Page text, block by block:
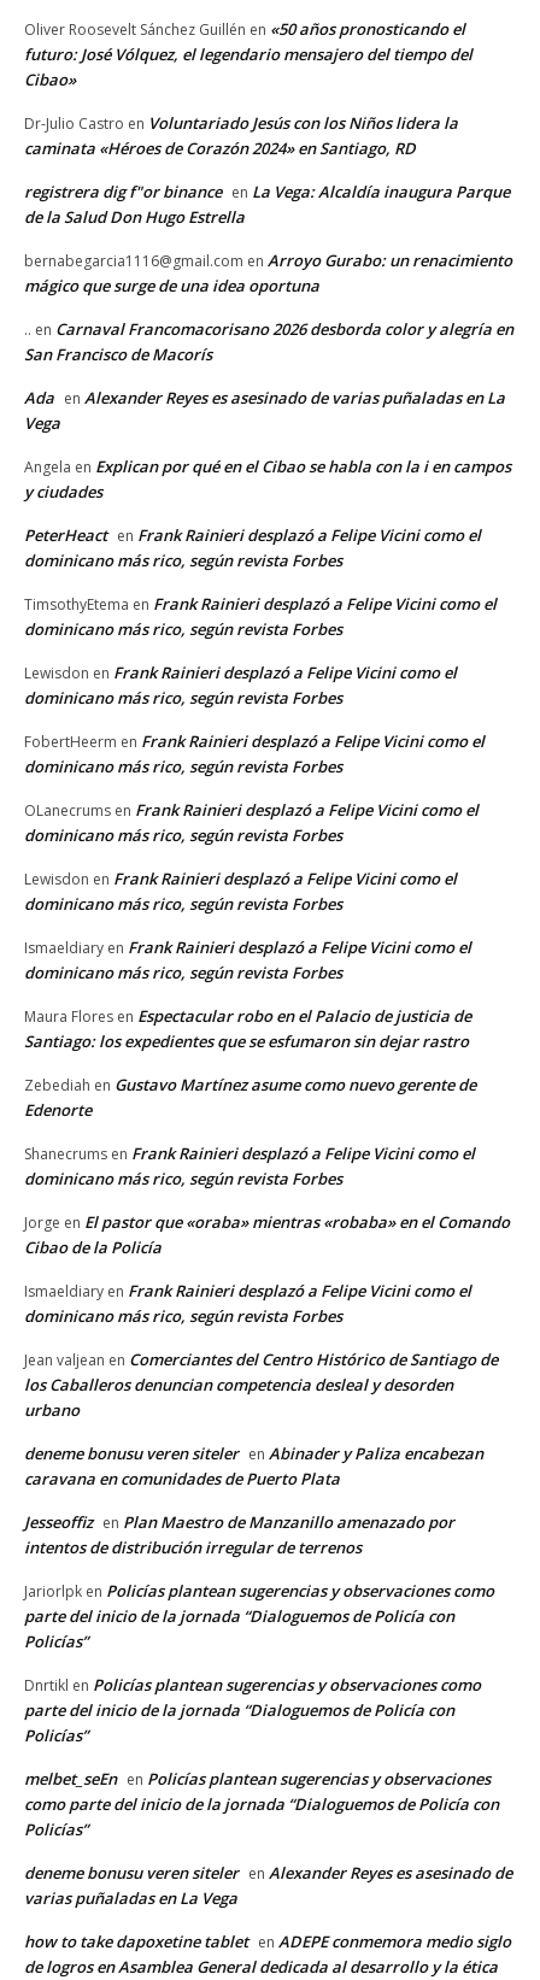
Oliver Roosevelt Sánchez Guillén en «50 años pronosticando el
futuro: José Vólquez, el legendario mensajero del tiempo del
Cibao»
Dr-Julio Castro en Voluntariado Jesús con los Niños lidera la
caminata «Héroes de Corazón 2024» en Santiago, RD
registrera dig f"or binance en La Vega: Alcaldía inaugura Parque
de la Salud Don Hugo Estrella
bernabegarcia1116@gmail.com en Arroyo Gurabo: un renacimiento
mágico que surge de una idea oportuna
.. en Carnaval Francomacorisano 2026 desborda color y alegría en
San Francisco de Macorís
Ada en Alexander Reyes es asesinado de varias puñaladas en La
Vega
Angela en Explican por qué en el Cibao se habla con la i en campos
y ciudades
PeterHeact en Frank Rainieri desplazó a Felipe Vicini como el
dominicano más rico, según revista Forbes
TimsothyEtema en Frank Rainieri desplazó a Felipe Vicini como el
dominicano más rico, según revista Forbes
Lewisdon en Frank Rainieri desplazó a Felipe Vicini como el
dominicano más rico, según revista Forbes
FobertHeerm en Frank Rainieri desplazó a Felipe Vicini como el
dominicano más rico, según revista Forbes
OLanecrums en Frank Rainieri desplazó a Felipe Vicini como el
dominicano más rico, según revista Forbes
Lewisdon en Frank Rainieri desplazó a Felipe Vicini como el
dominicano más rico, según revista Forbes
Ismaeldiary en Frank Rainieri desplazó a Felipe Vicini como el
dominicano más rico, según revista Forbes
Maura Flores en Espectacular robo en el Palacio de justicia de
Santiago: los expedientes que se esfumaron sin dejar rastro
Zebediah en Gustavo Martínez asume como nuevo gerente de
Edenorte
Shanecrums en Frank Rainieri desplazó a Felipe Vicini como el
dominicano más rico, según revista Forbes
Jorge en El pastor que «oraba» mientras «robaba» en el Comando
Cibao de la Policía
Ismaeldiary en Frank Rainieri desplazó a Felipe Vicini como el
dominicano más rico, según revista Forbes
Jean valjean en Comerciantes del Centro Histórico de Santiago de
los Caballeros denuncian competencia desleal y desorden
urbano
deneme bonusu veren siteler en Abinader y Paliza encabezan
caravana en comunidades de Puerto Plata
Jesseoffiz en Plan Maestro de Manzanillo amenazado por
intentos de distribución irregular de terrenos
Jariorlpk en Policías plantean sugerencias y observaciones como
parte del inicio de la jornada “Dialoguemos de Policía con
Policías”
Dnrtikl en Policías plantean sugerencias y observaciones como
parte del inicio de la jornada “Dialoguemos de Policía con
Policías”
melbet_seEn en Policías plantean sugerencias y observaciones
como parte del inicio de la jornada “Dialoguemos de Policía con
Policías”
deneme bonusu veren siteler en Alexander Reyes es asesinado de
varias puñaladas en La Vega
how to take dapoxetine tablet en ADEPE conmemora medio siglo
de logros en Asamblea General dedicada al desarrollo y la ética